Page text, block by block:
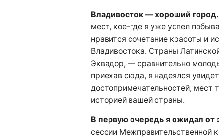
Владивосток — хороший город.
мест, кое-где я уже успел
нравится сочетание красоты и
Владивостока. Страны
Эквадор, — сравнительно
приехав сюда, я надеялся
достопримечательностей, мест
историей вашей страны.
В первую очередь я ожидал от
сессии Межправительственной